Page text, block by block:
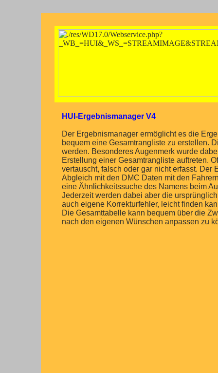
HUI-Ergebnismanager V4
Der Ergebnismanager ermöglicht es die
bequem eine Gesamtrangliste zu erstellen.
werden. Besonderes Augenmerk wurde
Erstellung einer Gesamtrangliste auftreten.
vertauscht, falsch oder gar nicht erfasst.
Abgleich mit den DMC Daten mit den
eine Ähnlichkeitssuche des Namens beim
Jederzeit werden dabei aber die
auch eigene Korrekturfehler, leicht finden
Die Gesamttabelle kann bequem über die
nach den eigenen Wünschen anpassen zu